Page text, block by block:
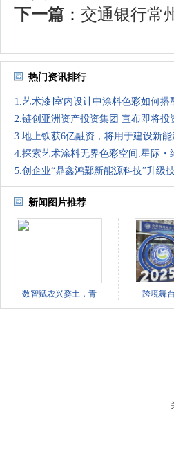
下一篇 ： 交通银行常
热门资讯排行
1.艺术漆∣室内设计中涂料色彩如何搭
2.链创亚洲资产投资集团 宣布即将投
3.地上铁获6亿融资，将用于建设新
4.探索艺术涂料无界色彩空间:星际・
5.创企业“鼎鑫鸿鄴新能源科技”升级
新闻图片推荐
数智赋农兴婺土，青 跨境舞